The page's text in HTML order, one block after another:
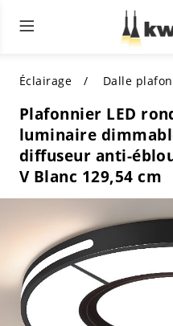
Meubles de
TOUS LES MEUBLES DE
MEILLEURS CHOIX
ACHETEZ PAR STYLE
Acheter par matériau
Éclairage
Acheter par catégorie
ACHETEZ PAR STYLE
Shop by Colors
Éclairage
TOUT L'ÉCLAIRAGE
ACHETEZ PAR
ACHETEZ PAR STYLE
ACHETEZ PAR COULEUR
ACHETER PAR
Éclairage Dalle
Plafonnier LED
luminaire
diffuseur anti-
V Blanc 129,54 cm